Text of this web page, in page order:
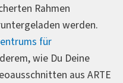
Rahmen
werden.
für
wie Du Deine
aus ARTE